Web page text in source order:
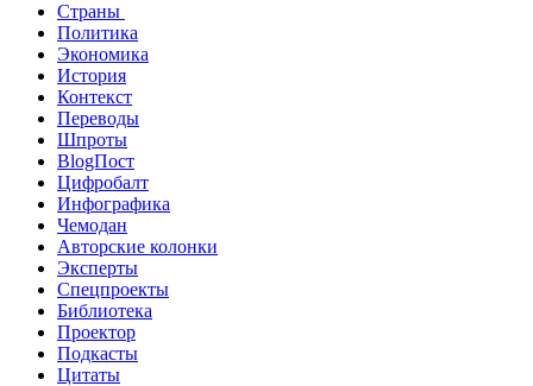
Страны
Политика
Экономика
История
Контекст
Переводы
Шпроты
BlogПост
Цифробалт
Инфографика
Чемодан
Авторские колонки
Эксперты
Спецпроекты
Библиотека
Проектор
Подкасты
Цитаты